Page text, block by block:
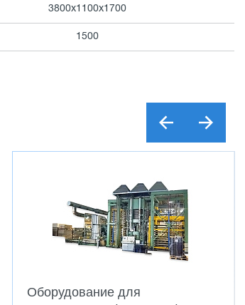
3800х1100х1700
1500
Оборудование для